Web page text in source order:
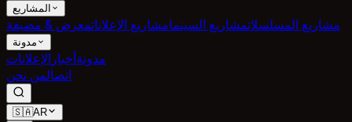
المشاريع
مشاريع المسلسلاتمشاريع السينمامشاريع الإعلاناتمعرض & مضيفة
مدونة
مدونةأخبار الإعلانات
اتصالمن نحن
🇸🇦AR